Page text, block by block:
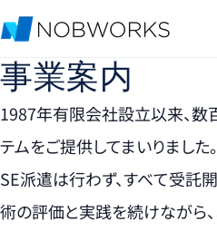
事業案内
1987年有限会社設立以来、
テムをご提供してまいりました。
SE派遣は行わず、すべて受託
術の評価と実践を続けながら